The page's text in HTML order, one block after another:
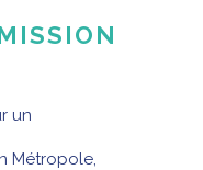
un
Métropole,